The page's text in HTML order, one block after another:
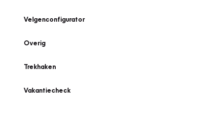
Velgenconfigurator
Overig
Trekhaken
Vakantiecheck